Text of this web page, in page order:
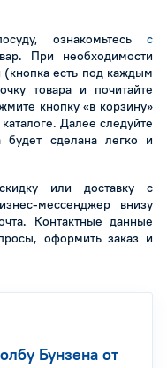
ознакомьтесь с
При необходимости
(кнопка есть под каждым
товара и почитайте
кнопку «в корзину»
Далее следуйте
сделана легко и
или доставку с
мессенджер внизу
Контактные данные
оформить заказ и
Бунзена от